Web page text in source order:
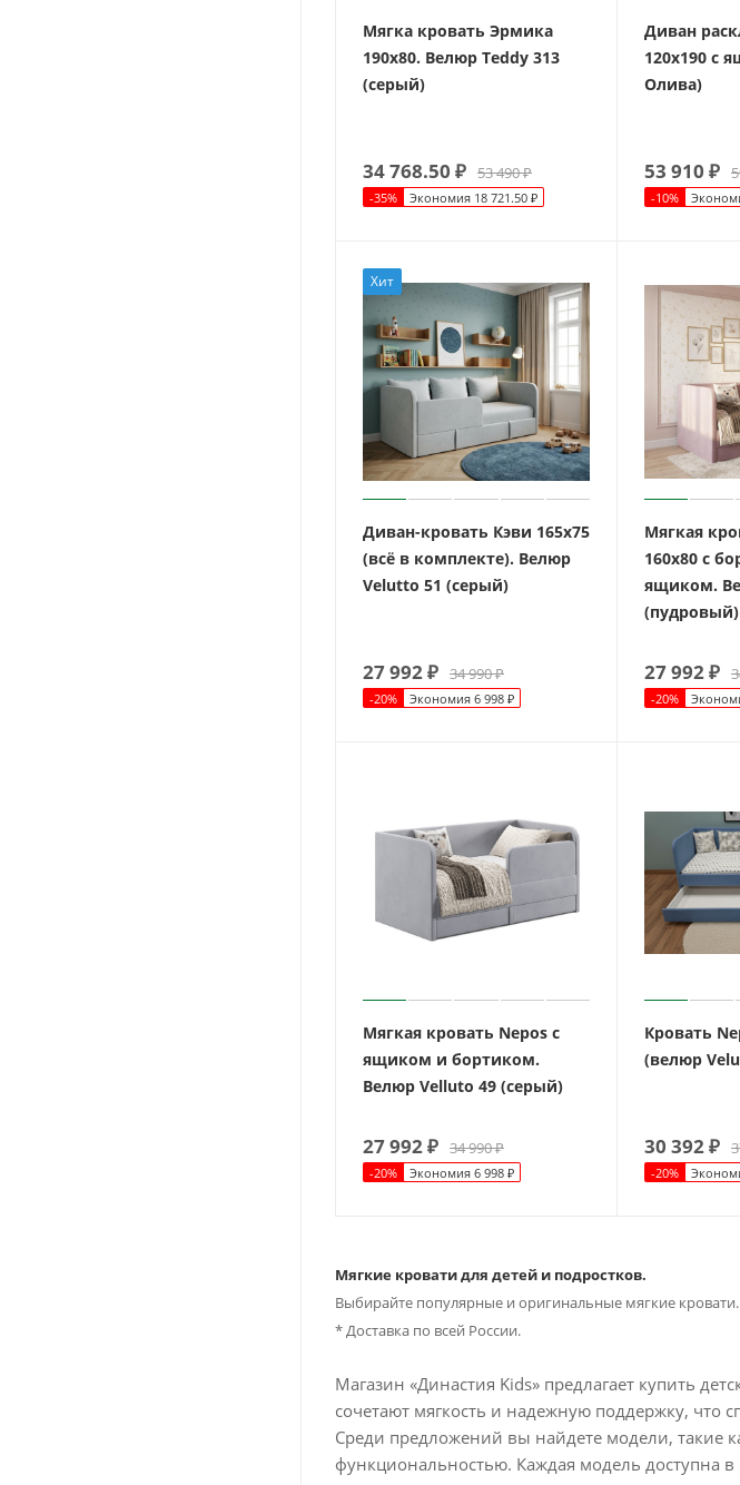
Мягка кровать Эрмика
190х80. Велюр Teddy 313
(серый)
34 768.50 ₽ 53 490₽
-35% Экономия 18 721.50 ₽
Диван
120х190 с
Олива)
53 910 ₽
-10%
Хит
Диван-кровать Кэви 165х75
(всё в комплекте). Велюр
Velutto 51 (серый)
27 992₽ 34 990₽
-20% Экономия 6 998 ₽
Мягкая
160х80 с
ящиком.
(пудровый)
27 992₽
-20%
Мягкая кровать Nepos с
ящиком и бортиком.
Велюр Velluto 49 (серый)
27 992₽ 34 990₽
-20% Экономия 6 998 ₽
Кровать
(велюр
30 392₽
-20%
Мягкие кровати для детей и подростков.
Выбирайте популярные и оригинальные мягкие
* Доставка по всей России.
Магазин «Династия Kids» предлагает купить
сочетают мягкость и надежную поддержку, что
Среди предложений вы найдете модели, такие
функциональностью. Каждая модель доступна в